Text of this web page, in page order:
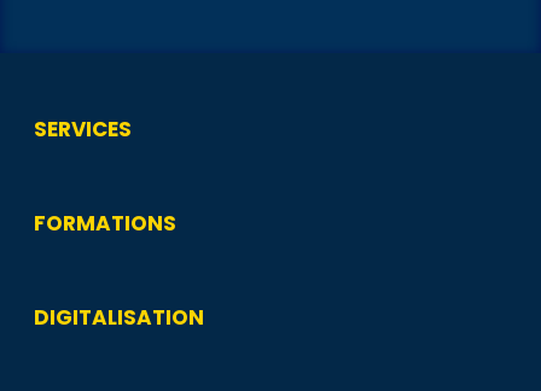
SERVICES
FORMATIONS
DIGITALISATION